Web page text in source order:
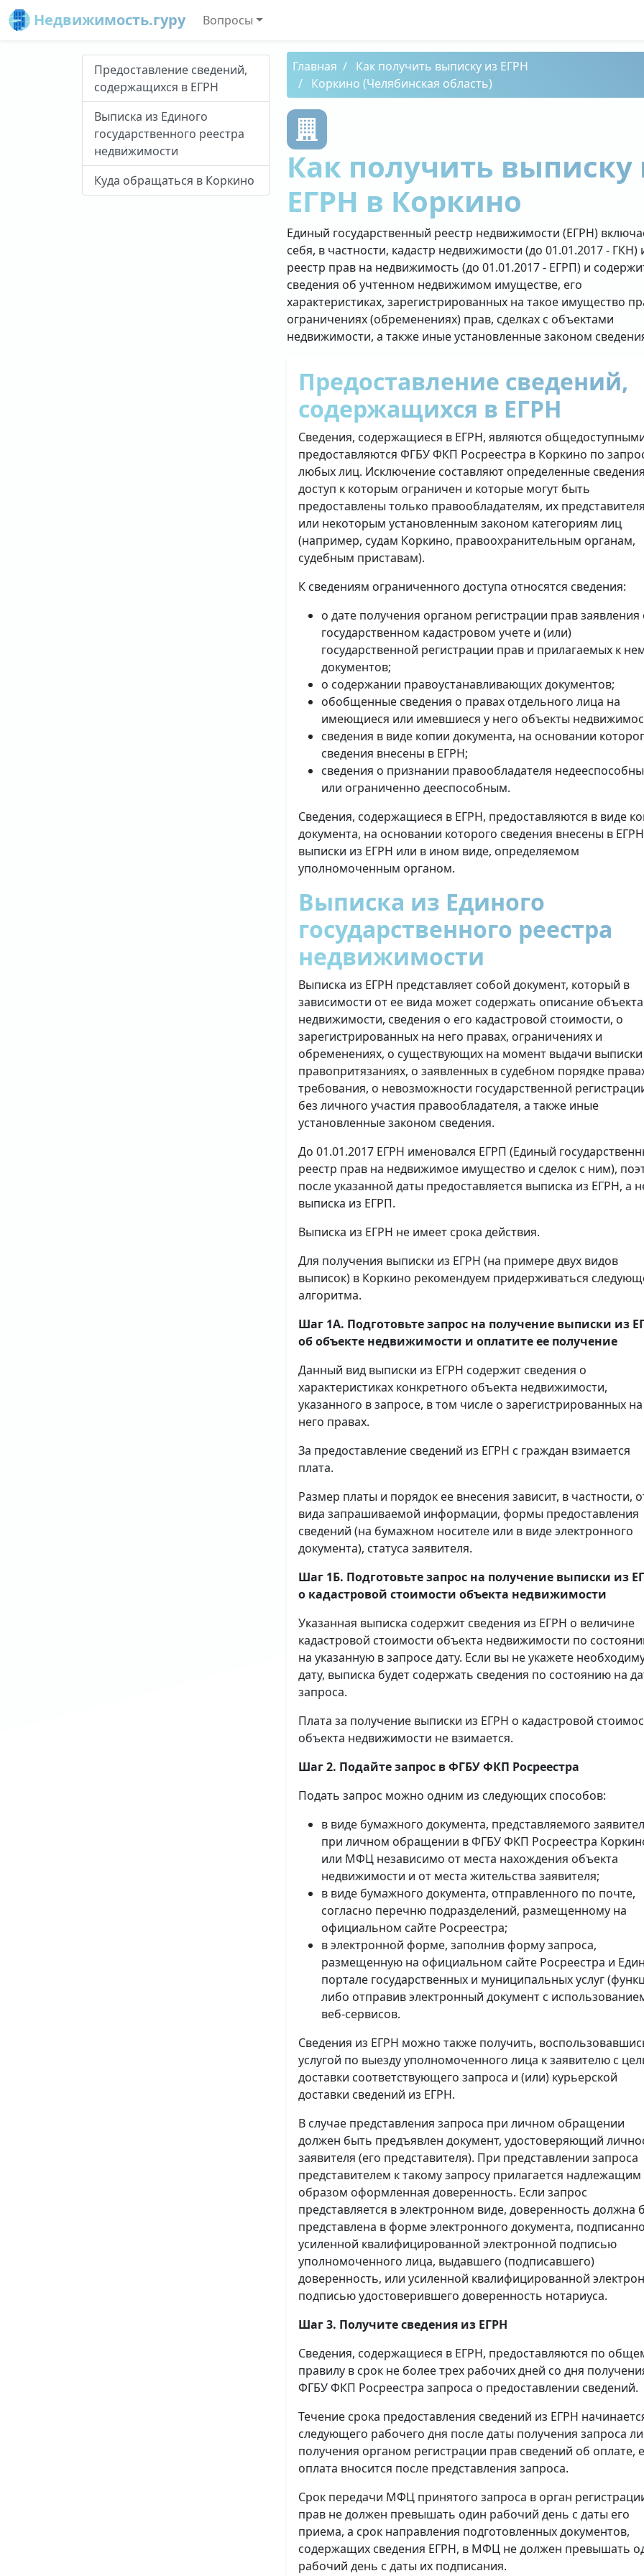
Недвижимость.гуру Вопросы
Предоставление сведений,
содержащихся в ЕГРН
Выписка из Единого
государственного реестра
недвижимости
Куда обращаться в Коркино
Главная
Как получить выписку из ЕГРН
Коркино (Челябинская область)
Как получить выписку
ЕГРН в Коркино
Единый государственный реестр недвижимости (ЕГРН)
себя, в частности, кадастр недвижимости (до 01.01.2017 - ГКН)
реестр прав на недвижимость (до 01.01.2017 - ЕГРП) и
сведения об учтенном недвижимом имуществе, его
характеристиках, зарегистрированных на такое имущество
ограничениях (обременениях) прав, сделках с объектами
недвижимости, а также иные установленные законом
Предоставление сведений,
содержащихся в ЕГРН
Сведения, содержащиеся в ЕГРН, являются
предоставляются ФГБУ ФКП Росреестра в Коркино по
любых лиц. Исключение составляют определенные
доступ к которым ограничен и которые могут быть
предоставлены только правообладателям, их
или некоторым установленным законом категориям лиц
(например, судам Коркино, правоохранительным органам,
судебным приставам).
К сведениям ограниченного доступа относятся сведения:
о дате получения органом регистрации прав заявления
государственном кадастровом учете и (или)
государственной регистрации прав и прилагаемых к
документов;
о содержании правоустанавливающих документов;
обобщенные сведения о правах отдельного лица на
имеющиеся или имевшиеся у него объекты
сведения в виде копии документа, на основании
сведения внесены в ЕГРН;
сведения о признании правообладателя
или ограниченно дееспособным.
Сведения, содержащиеся в ЕГРН, предоставляются в виде
документа, на основании которого сведения внесены в
выписки из ЕГРН или в ином виде, определяемом
уполномоченным органом.
Выписка из Единого
государственного реестра
недвижимости
Выписка из ЕГРН представляет собой документ, который в
зависимости от ее вида может содержать описание объекта
недвижимости, сведения о его кадастровой стоимости, о
зарегистрированных на него правах, ограничениях и
обременениях, о существующих на момент выдачи выписки
правопритязаниях, о заявленных в судебном порядке
требования, о невозможности государственной
без личного участия правообладателя, а также иные
установленные законом сведения.
До 01.01.2017 ЕГРН именовался ЕГРП (Единый
реестр прав на недвижимое имущество и сделок с ним),
после указанной даты предоставляется выписка из ЕГРН, а
выписка из ЕГРП.
Выписка из ЕГРН не имеет срока действия.
Для получения выписки из ЕГРН (на примере двух видов
выписок) в Коркино рекомендуем придерживаться
алгоритма.
Шаг 1А. Подготовьте запрос на получение выписки из
об объекте недвижимости и оплатите ее получение
Данный вид выписки из ЕГРН содержит сведения о
характеристиках конкретного объекта недвижимости,
указанного в запросе, в том числе о зарегистрированных на
него правах.
За предоставление сведений из ЕГРН с граждан взимается
плата.
Размер платы и порядок ее внесения зависит, в частности,
вида запрашиваемой информации, формы предоставления
сведений (на бумажном носителе или в виде электронного
документа), статуса заявителя.
Шаг 1Б. Подготовьте запрос на получение выписки из
о кадастровой стоимости объекта недвижимости
Указанная выписка содержит сведения из ЕГРН о величине
кадастровой стоимости объекта недвижимости по
на указанную в запросе дату. Если вы не укажете
дату, выписка будет содержать сведения по состоянию на
запроса.
Плата за получение выписки из ЕГРН о кадастровой
объекта недвижимости не взимается.
Шаг 2. Подайте запрос в ФГБУ ФКП Росреестра
Подать запрос можно одним из следующих способов:
в виде бумажного документа, представляемого
при личном обращении в ФГБУ ФКП Росреестра
или МФЦ независимо от места нахождения объекта
недвижимости и от места жительства заявителя;
в виде бумажного документа, отправленного по почте,
согласно перечню подразделений, размещенному на
официальном сайте Росреестра;
в электронной форме, заполнив форму запроса,
размещенную на официальном сайте Росреестра и
портале государственных и муниципальных услуг
либо отправив электронный документ с
веб-сервисов.
Сведения из ЕГРН можно также получить,
услугой по выезду уполномоченного лица к заявителю с
доставки соответствующего запроса и (или) курьерской
доставки сведений из ЕГРН.
В случае представления запроса при личном обращении
должен быть предъявлен документ, удостоверяющий
заявителя (его представителя). При представлении запроса
представителем к такому запросу прилагается надлежащим
образом оформленная доверенность. Если запрос
представляется в электронном виде, доверенность должна
представлена в форме электронного документа,
усиленной квалифицированной электронной подписью
уполномоченного лица, выдавшего (подписавшего)
доверенность, или усиленной квалифицированной
подписью удостоверившего доверенность нотариуса.
Шаг 3. Получите сведения из ЕГРН
Сведения, содержащиеся в ЕГРН, предоставляются по
правилу в срок не более трех рабочих дней со дня
ФГБУ ФКП Росреестра запроса о предоставлении сведений.
Течение срока предоставления сведений из ЕГРН
следующего рабочего дня после даты получения запроса
получения органом регистрации прав сведений об оплате,
оплата вносится после представления запроса.
Срок передачи МФЦ принятого запроса в орган
прав не должен превышать один рабочий день с даты его
приема, а срок направления подготовленных документов,
содержащих сведения ЕГРН, в МФЦ не должен превышать
рабочий день с даты их подписания.